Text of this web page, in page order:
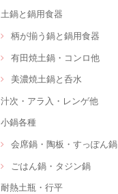
土鍋と鍋用食器
柄が揃う鍋と鍋用食器
有田焼土鍋・コンロ他
美濃焼土鍋と呑水
汁次・アラ入・レンゲ他
小鍋各種
会席鍋・陶板・すっぽん鍋
ごはん鍋・タジン鍋
耐熱土瓶・行平